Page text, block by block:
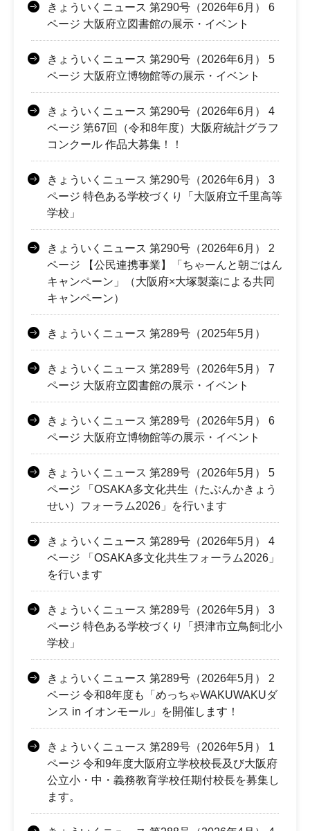
きょういくニュース 第290号（2026年6月） 6
ページ 大阪府立図書館の展示・イベント
きょういくニュース 第290号（2026年6月） 5
ページ 大阪府立博物館等の展示・イベント
きょういくニュース 第290号（2026年6月） 4
ページ 第67回（令和8年度）大阪府統計グラフ
コンクール 作品大募集！！
きょういくニュース 第290号（2026年6月） 3
ページ 特色ある学校づくり「大阪府立千里高等
学校」
きょういくニュース 第290号（2026年6月） 2
ページ 【公民連携事業】「ちゃーんと朝ごはん
キャンペーン」（大阪府×大塚製薬による共同
キャンペーン）
きょういくニュース 第289号（2025年5月）
きょういくニュース 第289号（2026年5月） 7
ページ 大阪府立図書館の展示・イベント
きょういくニュース 第289号（2026年5月） 6
ページ 大阪府立博物館等の展示・イベント
きょういくニュース 第289号（2026年5月） 5
ページ 「OSAKA多文化共生（たぶんかきょう
せい）フォーラム2026」を行います
きょういくニュース 第289号（2026年5月） 4
ページ 「OSAKA多文化共生フォーラム2026」
を行います
きょういくニュース 第289号（2026年5月） 3
ページ 特色ある学校づくり「摂津市立鳥飼北小
学校」
きょういくニュース 第289号（2026年5月） 2
ページ 令和8年度も「めっちゃWAKUWAKUダ
ンス in イオンモール」を開催します！
きょういくニュース 第289号（2026年5月） 1
ページ 令和9年度大阪府立学校校長及び大阪府
公立小・中・義務教育学校任期付校長を募集し
ます。